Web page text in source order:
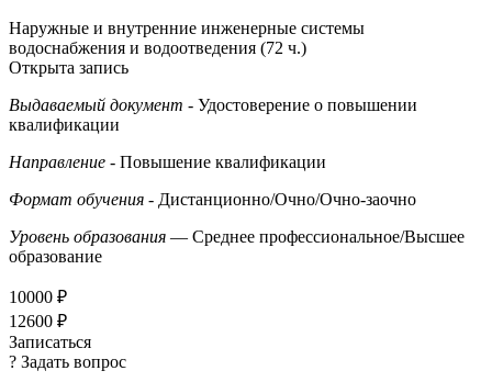
Наружные и внутренние инженерные системы
водоснабжения и водоотведения (72 ч.)
Открыта запись
Выдаваемый документ - Удостоверение о повышении
квалификации
Направление - Повышение квалификации
Формат обучения - Дистанционно/Очно/Очно-заочно
Уровень образования — Среднее профессиональное/Высшее
образование
10000 ₽
12600 ₽
Записаться
? Задать вопрос